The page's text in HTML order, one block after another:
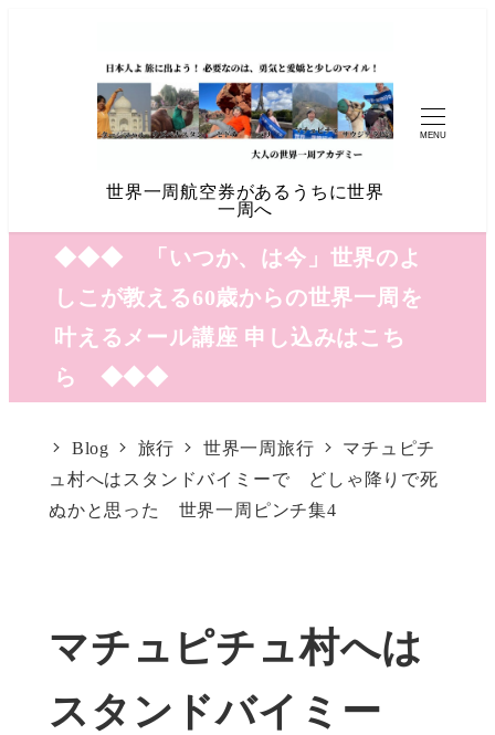
世界一周航空券があるうちに世界
一周へ
MENU
◆◆◆ 「いつか、は今」世界のよ
しこが教える60歳からの世界一周を
叶えるメール講座 申し込みはこち
ら ◆◆◆
Blog 旅行 世界一周旅行
マチュピチ
ュ村へはスタンドバイミーで どしゃ降りで死
ぬかと思った 世界一周ピンチ集4
マチュピチュ村へは
スタンドバイミー